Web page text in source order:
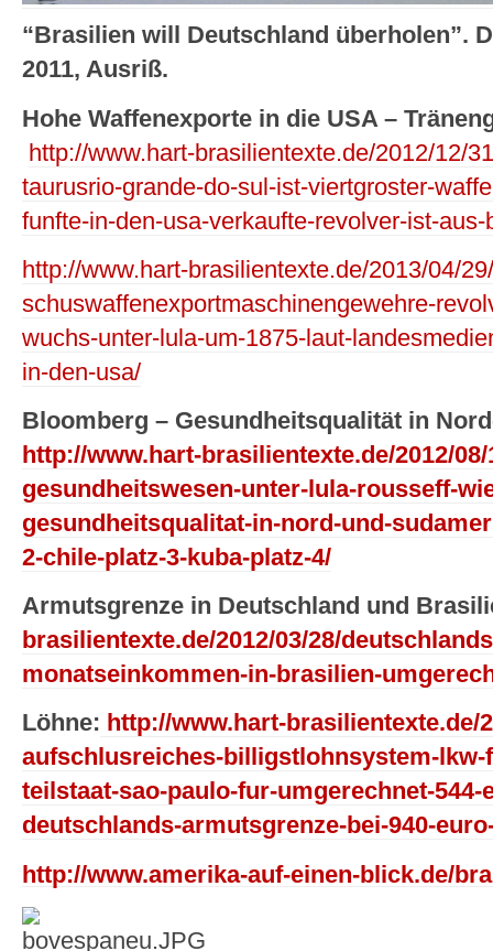
“Brasilien will Deutschland überholen”.
2011, Ausriß.
Hohe Waffenexporte in die USA –
http://www.hart-brasilientexte.de/2012/12/
taurusrio-grande-do-sul-ist-viertgroster-
funfte-in-den-usa-verkaufte-revolver-ist-aus-
http://www.hart-brasilientexte.de/2013/04/
schuswaffenexportmaschinengewehre-
wuchs-unter-lula-um-1875-laut-
in-den-usa/
Bloomberg – Gesundheitsqualität in
http://www.hart-brasilientexte.de/2012/
gesundheitswesen-unter-lula-rousseff-
gesundheitsqualitat-in-nord-und-
2-chile-platz-3-kuba-platz-4/
Armutsgrenze in Deutschland und
brasilientexte.de/2012/03/28/
monatseinkommen-in-brasilien-
Löhne: http://www.hart-brasilientexte.de/
aufschlusreiches-billigstlohnsystem-lkw-
teilstaat-sao-paulo-fur-umgerechnet-
deutschlands-armutsgrenze-bei-940-
http://www.amerika-auf-einen-blick.de/